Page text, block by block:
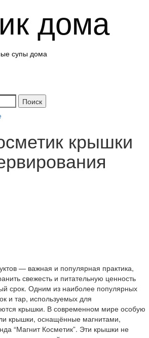
дома
супы дома
крышки
— важная и популярная практика,
свежесть и питательную ценность
срок. Одним из наиболее популярных
и тар, используемых для
крышки. В современном мире особую
крышки, оснащённые магнитами,
“Магнит Косметик”. Эти крышки не